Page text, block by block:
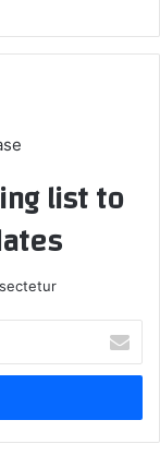
list to
بريدك
الإلكتروني